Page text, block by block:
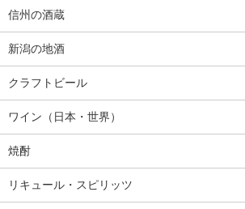
信州の酒蔵
新潟の地酒
クラフトビール
ワイン（日本・世界）
焼酎
リキュール・スピリッツ